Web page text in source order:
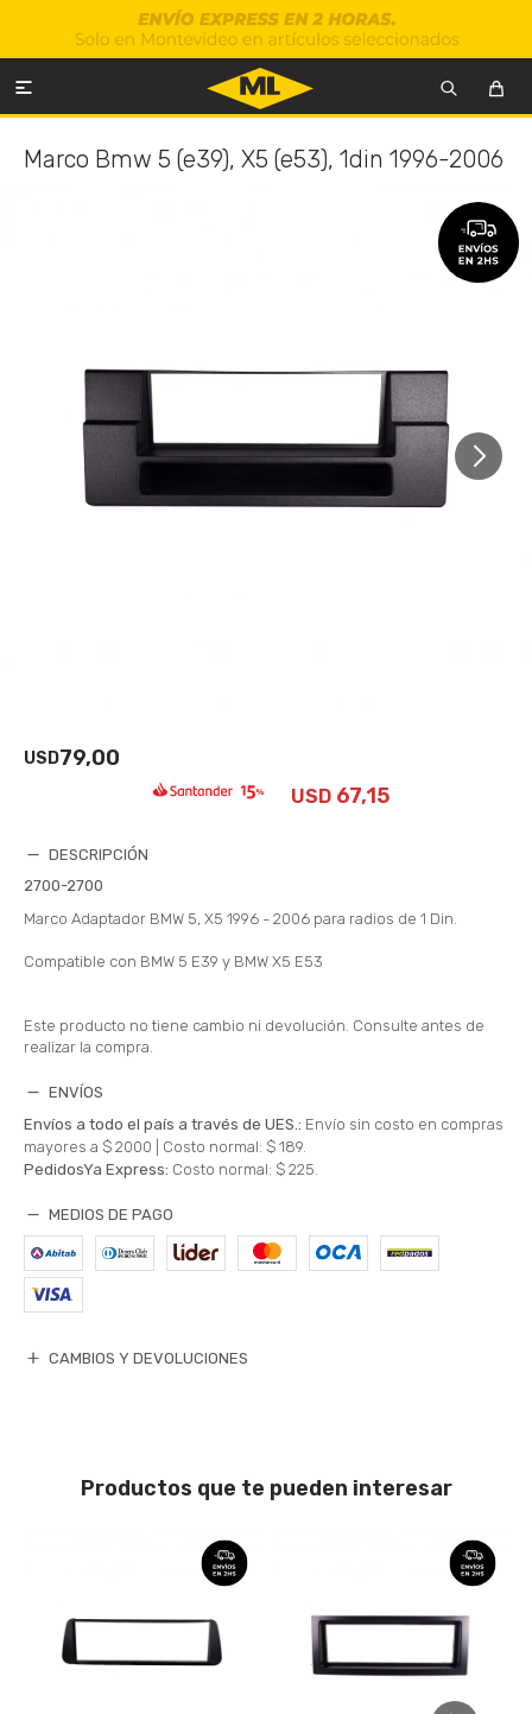

Marco Bmw 5 (e39), X5 (e53), 1din 1996-2006
USD79,00
USD 67,15
DESCRIPCIÓN
2700-2700
Marco Adaptador BMW 5, X5 1996 - 2006 para radios de 1 Din.
Compatible con BMW 5 E39 y BMW X5 E53
Este producto no tiene cambio ni devolución. Consulte antes de
realizar la compra.
ENVÍOS
Envíos a todo el país a través de UES.: Envío sin costo en compras
mayores a $ 2000 | Costo normal: $ 189.
PedidosYa Express: Costo normal: $ 225.
MEDIOS DE PAGO
CAMBIOS Y DEVOLUCIONES
Productos que te pueden interesar